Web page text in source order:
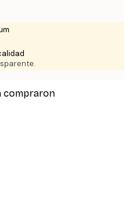
compraron